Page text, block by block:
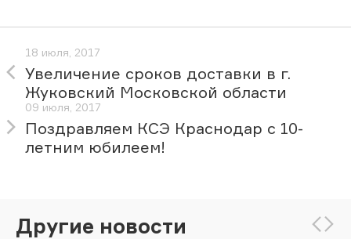
18 июля, 2017
Увеличение сроков доставки в г.
Жуковский Московской области
09 июля, 2017
Поздравляем КСЭ Краснодар с 10-
летним юбилеем!
Другие новости